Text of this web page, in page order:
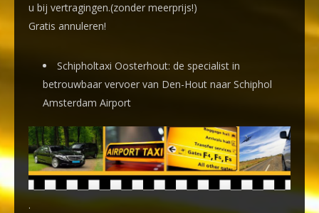
u bij vertragingen.(zonder meerprijs!)
Gratis annuleren!
Schipholtaxi Oosterhout: de specialist in
betrouwbaar vervoer van Den-Hout naar Schiphol
Amsterdam Airport
.